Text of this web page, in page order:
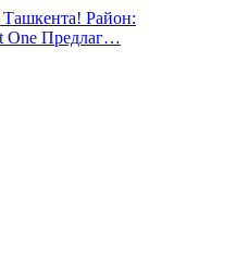
Район:
One Предлаг…